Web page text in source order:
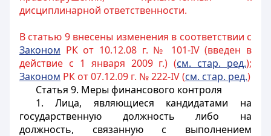
дисциплинарной ответственности.
В статью 9 внесены изменения в соответствии с
Законом РК от 10.12.08 г. № 101-IV (введен в
действие с 1 января 2009 г.) (см. стар. ред.);
Законом РК от 07.12.09 г. № 222-IV (см. стар. ред.)
Статья 9. Меры финансового контроля
1. Лица, являющиеся кандидатами на
государственную должность либо на
должность, связанную с выполнением